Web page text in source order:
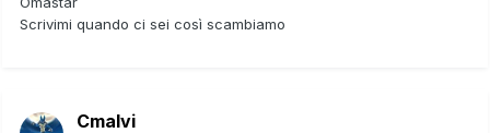
Scrivimi quando ci sei così scambiamo
Cmalvi